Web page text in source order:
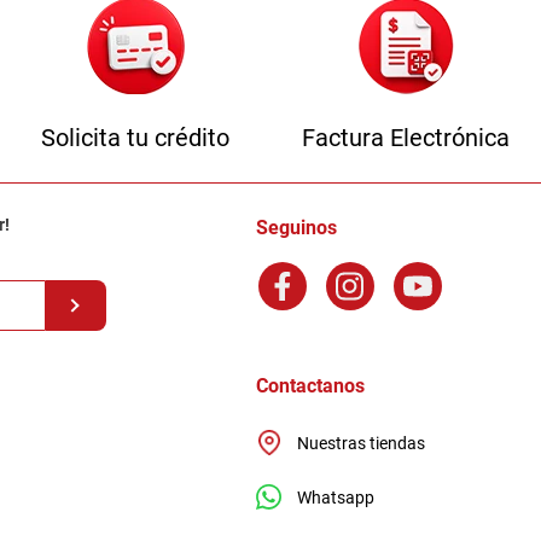
Solicita tu crédito Factura Electrónica
Seguinos
Contactanos
Nuestras tiendas
Whatsapp